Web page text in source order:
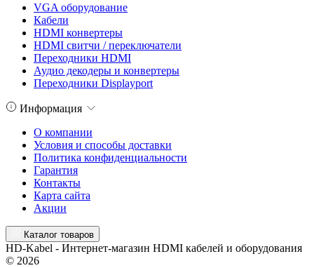
VGA оборудование
Кабели
HDMI конвертеры
HDMI свитчи / переключатели
Переходники HDMI
Аудио декодеры и конвертеры
Переходники Displayport
Информация
О компании
Условия и способы доставки
Политика конфиденциальности
Гарантия
Контакты
Карта сайта
Акции
Каталог товаров
HD-Kabel - Интернет-магазин HDMI кабелей и оборудования
© 2026